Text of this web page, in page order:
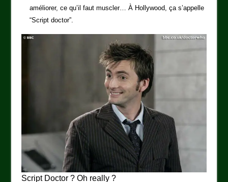
améliorer, ce qu’il faut muscler… À Hollywood, ça s’appelle
“Script doctor”.
Script Doctor ? Oh really ?